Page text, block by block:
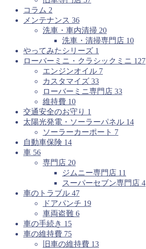
コラム 2
メンテナンス 36
洗車・車内清掃 20
洗車・清掃専門店 10
やってみたシリーズ 1
ローバーミニ・クラシックミニ 127
エンジンオイル 7
カスタマイズ 33
ローバーミニ専門店 33
維持費 10
交通安全のお守り 1
太陽光発電・ソーラーパネル 14
ソーラーカーポート 7
自動車保険 14
車 56
専門店 20
ジムニー専門店 11
スーパーセブン専門店 4
車のトラブル 47
ドアパンチ 19
車両盗難 6
車の手続き 15
車の維持費 75
旧車の維持費 13